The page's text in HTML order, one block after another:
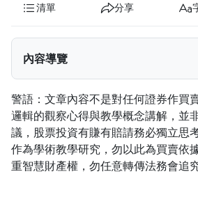
清單 分享
內容導覽
什麼越南關稅角色對川普很重要？
一席之地；AI與電力關係；復盤數據
一、股市概況
✔台股概況
警語：文章內容不是對任何證券作買
邏輯的觀察心得與教學概念講解，並
議，股票投資有賺有賠請務必獨立思
作為學術教學研究，勿以此為買賣依
重智慧財產權，勿任意轉傳法務會追究
1.0x
0.75x